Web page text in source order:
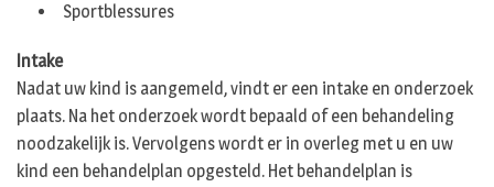
Sportblessures
Intake
Nadat uw kind is aangemeld, vindt er een intake en onderzoek
plaats. Na het onderzoek wordt bepaald of een behandeling
noodzakelijk is. Vervolgens wordt er in overleg met u en uw
kind een behandelplan opgesteld. Het behandelplan is